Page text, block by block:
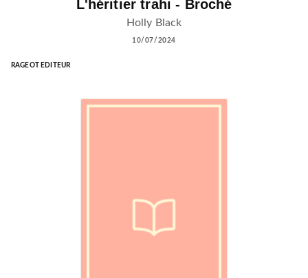
L'héritier trahi - Broché
Holly Black
10/07/2024
RAGEOT EDITEUR